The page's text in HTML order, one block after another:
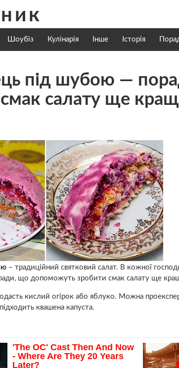
Шоубіз Кулінарія Інше Історія
під шубою —
салату ще
– традиційний святковий салат. В кожної
що допоможуть зробити смак салату ще
кислий огірок або яблуко. Можна
квашена капуста.